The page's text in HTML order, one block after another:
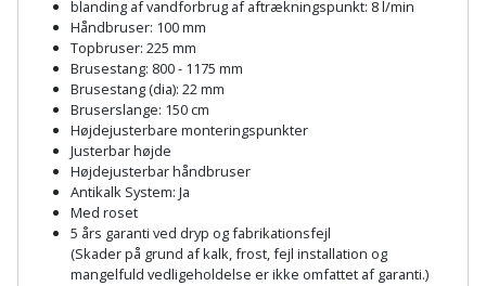
teleskopstøtte
Stålbørste
Stemmejern
Stige
Stillads
Tænger
Multicuttertilbehør
Multisliber
Nedbrydningshammer
Overfræser
Overfræsertilbehør
Polermaskine
Rengøring
Shelter
Sikkerhed
hjemmet
Skadedyrsbekæmpelse
blanding af vandforbrug af aftrækningspunkt: 8 l/min
Håndbruser: 100 mm
Topbruser: 225 mm
Brusestang: 800 - 1175 mm
Brusestang (dia): 22 mm
Bruserslange: 150 cm
Højdejusterbare monteringspunkter
Justerbar højde
Højdejusterbar håndbruser
Antikalk System: Ja
Med roset
5 års garanti ved dryp og fabrikationsfejl
(Skader på grund af kalk, frost, fejl installation og
mangelfuld vedligeholdelse er ikke omfattet af garanti.)